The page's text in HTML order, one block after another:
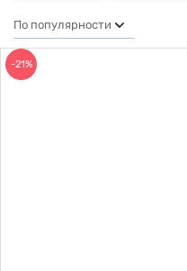
По популярности
-21%